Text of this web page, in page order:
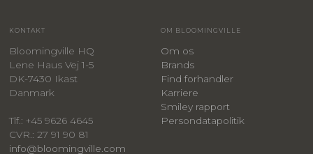
KONTAKT
Bloomingville HQ
Lene Haus Vej 1-5
DK-7430 Ikast
Danmark
Tlf.: +45 9626 4645
CVR.: 27 91 90 81
info@bloomingville.com
OM BLOOMINGVILLE
Om os
Brands
Find forhandler
Karriere
Smiley rapport
Persondatapolitik